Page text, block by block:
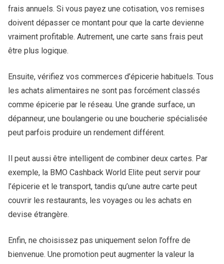
frais annuels. Si vous payez une cotisation, vos remises
doivent dépasser ce montant pour que la carte devienne
vraiment profitable. Autrement, une carte sans frais peut
être plus logique.
Ensuite, vérifiez vos commerces d’épicerie habituels. Tous
les achats alimentaires ne sont pas forcément classés
comme épicerie par le réseau. Une grande surface, un
dépanneur, une boulangerie ou une boucherie spécialisée
peut parfois produire un rendement différent.
Il peut aussi être intelligent de combiner deux cartes. Par
exemple, la BMO Cashback World Elite peut servir pour
l’épicerie et le transport, tandis qu’une autre carte peut
couvrir les restaurants, les voyages ou les achats en
devise étrangère.
Enfin, ne choisissez pas uniquement selon l’offre de
bienvenue. Une promotion peut augmenter la valeur la